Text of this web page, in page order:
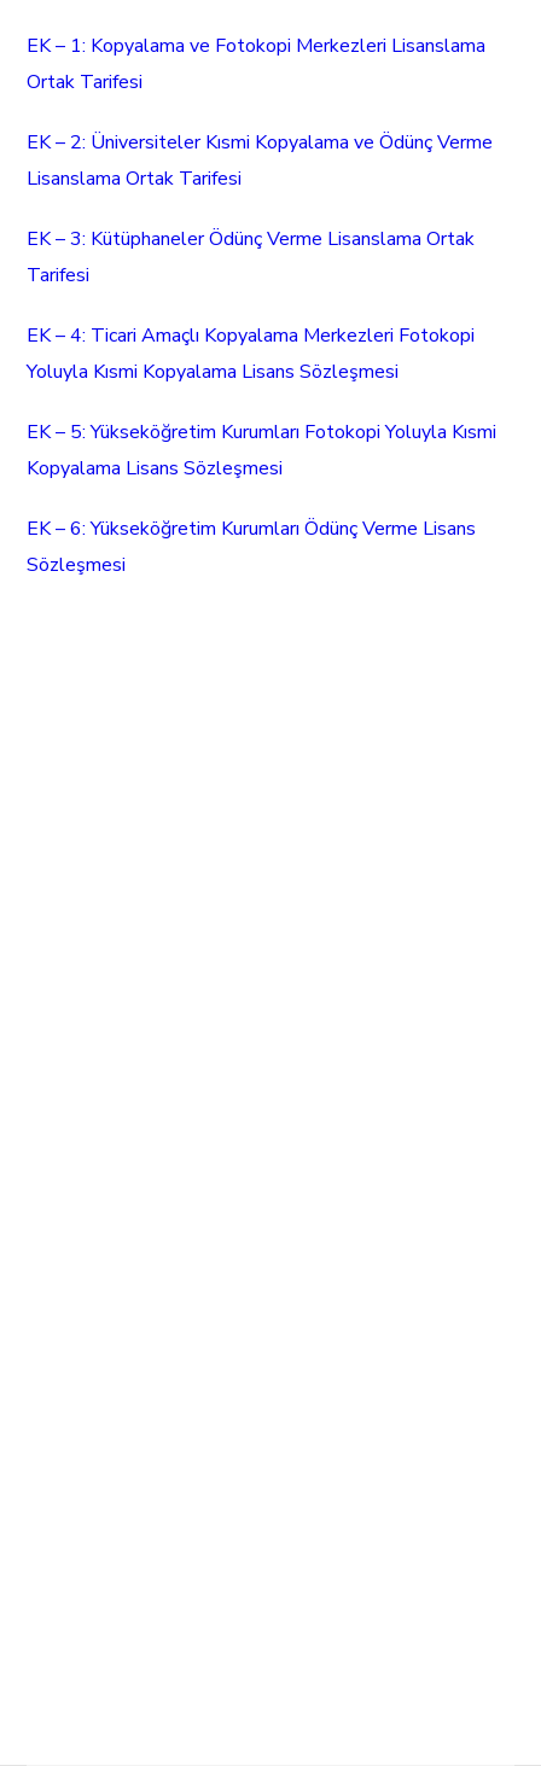
EK – 1: Kopyalama ve Fotokopi Merkezleri Lisanslama
Ortak Tarifesi
EK – 2: Üniversiteler Kısmi Kopyalama ve Ödünç Verme
Lisanslama Ortak Tarifesi
EK – 3: Kütüphaneler Ödünç Verme Lisanslama Ortak
Tarifesi
EK – 4: Ticari Amaçlı Kopyalama Merkezleri Fotokopi
Yoluyla Kısmi Kopyalama Lisans Sözleşmesi
EK – 5: Yükseköğretim Kurumları Fotokopi Yoluyla Kısmi
Kopyalama Lisans Sözleşmesi
EK – 6: Yükseköğretim Kurumları Ödünç Verme Lisans
Sözleşmesi